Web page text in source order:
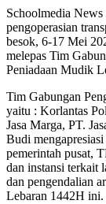
Schoolmedia News
pengoperasian
besok, 6-17 Mei
melepas Tim
Peniadaan Mudik
Tim Gabungan
yaitu : Korlantas
Jasa Marga, PT.
Budi
pemerintah pusat,
dan instansi terkait
dan pengendalian
Lebaran 1442H ini.